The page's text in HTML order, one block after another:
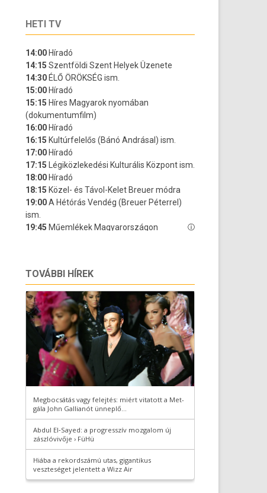
HETI TV
TOVÁBBI HÍREK